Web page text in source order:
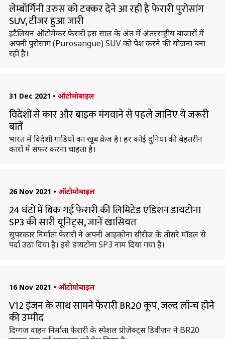
लेम्बॉर्गिनी उरुस को टक्कर देने आ रही है फेरारी पुरोसांग
SUV, टीजर हुआ जारी
इटैलियन ऑटोमेकर फेरारी इस साल के अंत में अंतरराष्ट्रीय बाजारों में
अपनी पुरोसांग (Purosangue) SUV को पेश करने की योजना बना
रही है।
31 Dec 2021 • ऑटोमोबाइल
विदेशों से कार और बाइक मंगवाने से पहले जानिए ये जरूरी
बातें
भारत में विदेशी गाड़ियों का खूब क्रेज है। हर कोई दुनिया की बेहतरीन
कारों में सफर करना चाहता है।
26 Nov 2021 • ऑटोमोबाइल
24 घंटों में बिक गई फेरारी की लिमिटेड एडिशन डायटोना
SP3 की सारी यूनिट्स, जानें खासियत
सुपरकार निर्माता फेरारी ने अपनी आइकोना सीरीज के तीसरे मॉडल से
पर्दा उठा दिया है। इसे डायटोना SP3 नाम दिया गया है।
16 Nov 2021 • ऑटोमोबाइल
V12 इंजन के साथ सामने फेरारी BR20 कूप, जल्द लॉन्च होने
की उम्मीद
दिग्गज वाहन निर्माता फेरारी के स्पेशल प्रोजेक्ट्स डिवीजन ने BR20